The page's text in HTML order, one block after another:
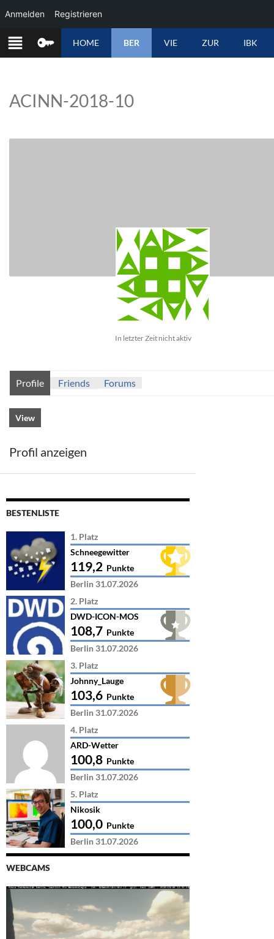
ZUM
INHALT
HOME BER VIE ZUR IBK
ACINN-2018-10
In letzter Zeit nicht aktiv
Profile Friends Forums
View
Profil anzeigen
BESTENLISTE
1. Platz
Schneegewitter
119,2 Punkte
Berlin 31.07.2026
2. Platz
DWD-ICON-MOS
108,7 Punkte
Berlin 31.07.2026
3. Platz
Johnny_Lauge
103,6 Punkte
Berlin 31.07.2026
4. Platz
ARD-Wetter
100,8 Punkte
Berlin 31.07.2026
5. Platz
Nikosik
100,0 Punkte
Berlin 31.07.2026
WEBCAMS
Anmelden Registrieren